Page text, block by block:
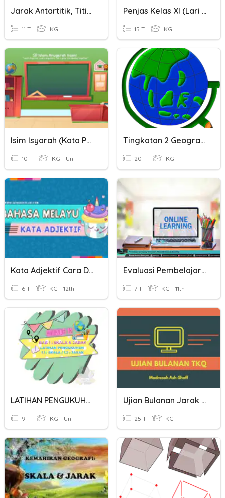
Jarak Antartitik, Titik Ke Garis --------------
11 T KG
Penjas Kelas XI (lari Jarak Pendek)
15 T KG
Isim Isyarah (Kata Penunjuk) Jarak Jauh (271021)
10 T KG - Uni
Tingkatan 2 Geografi Bab 1 Skala Dan Jarak
20 T KG
Kata Adjektif Cara Dan Jarak
6 T KG - 12th
Evaluasi Pembelajaran Jarak Jauh
7 T KG - 11th
LATIHAN PENGUKUHAN SUBTAJUK 1.1 : SKALA / 1.2 : JARAK
9 T KG - Uni
Ujian Bulanan Jarak Jauh _ TKQ
25 T KG